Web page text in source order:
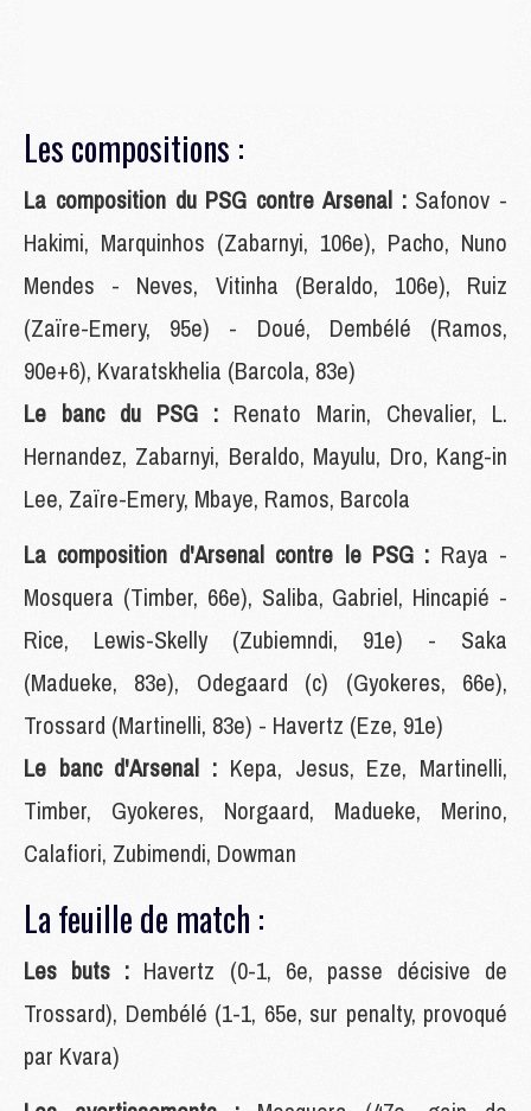
Les compositions :
La composition du PSG contre Arsenal : Safonov -
Hakimi, Marquinhos (Zabarnyi, 106e), Pacho, Nuno
Mendes - Neves, Vitinha (Beraldo, 106e), Ruiz
(Zaïre-Emery, 95e) - Doué, Dembélé (Ramos,
90e+6), Kvaratskhelia (Barcola, 83e)
Le banc du PSG : Renato Marin, Chevalier, L.
Hernandez, Zabarnyi, Beraldo, Mayulu, Dro, Kang-in
Lee, Zaïre-Emery, Mbaye, Ramos, Barcola
La composition d'Arsenal contre le PSG : Raya -
Mosquera (Timber, 66e), Saliba, Gabriel, Hincapié -
Rice, Lewis-Skelly (Zubiemndi, 91e) - Saka
(Madueke, 83e), Odegaard (c) (Gyokeres, 66e),
Trossard (Martinelli, 83e) - Havertz (Eze, 91e)
Le banc d'Arsenal : Kepa, Jesus, Eze, Martinelli,
Timber, Gyokeres, Norgaard, Madueke, Merino,
Calafiori, Zubimendi, Dowman
La feuille de match :
Les buts : Havertz (0-1, 6e, passe décisive de
Trossard), Dembélé (1-1, 65e, sur penalty, provoqué
par Kvara)